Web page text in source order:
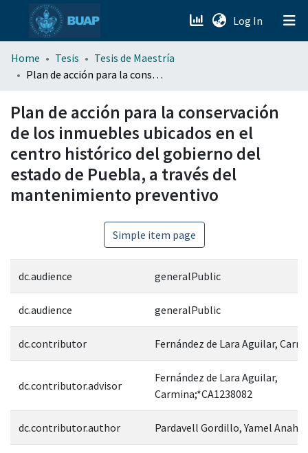
Log In (current)
menu.section.about_menu
Home Tesis
Tesis de Maestría
Plan de acción para la conservación de los inmuebles ubicados en el centro histórico del gobierno del estado de Puebla, a través del mantenimiento preventivo
Plan de acción para la conservación
de los inmuebles ubicados en el
centro histórico del gobierno del
estado de Puebla, a través del
mantenimiento preventivo
Simple item page
dc.audience generalPublic
dc.audience generalPublic
dc.contributor Fernández de Lara Aguilar,
dc.contributor.advisor
Fernández de Lara Aguilar,
Carmina;*CA1238082
dc.contributor.author Pardavell Gordillo, Yamel Anahi